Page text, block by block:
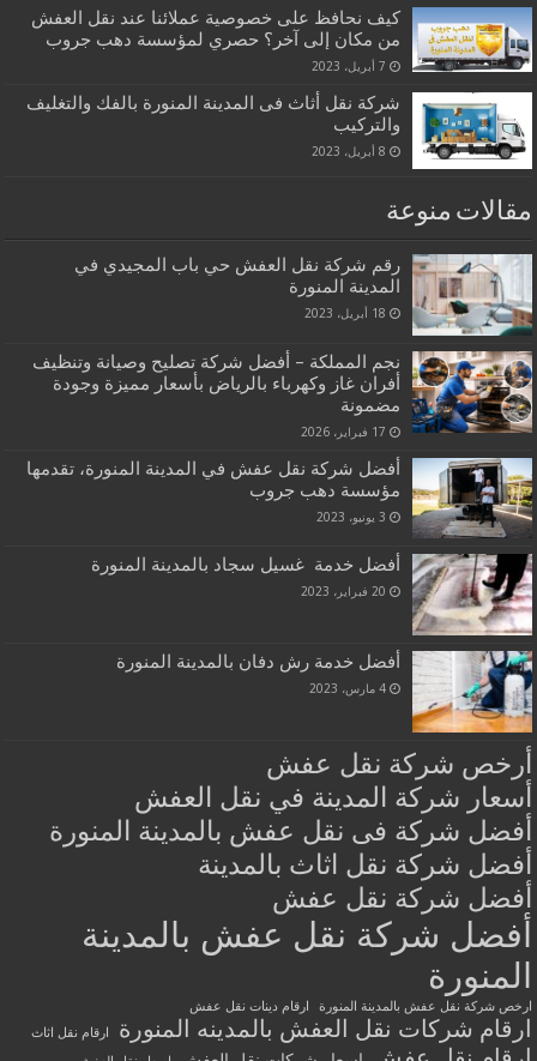
كيف نحافظ على خصوصية عملائنا عند نقل العفش
من مكان إلى آخر؟ حصري لمؤسسة دهب جروب
7 أبريل، 2023
شركة نقل أثاث فى المدينة المنورة بالفك والتغليف
والتركيب
8 أبريل، 2023
مقالات منوعة
رقم شركة نقل العفش حي باب المجيدي في
المدينة المنورة
18 أبريل، 2023
نجم المملكة – أفضل شركة تصليح وصيانة وتنظيف
أفران غاز وكهرباء بالرياض بأسعار مميزة وجودة
مضمونة
17 فبراير، 2026
أفضل شركة نقل عفش في المدينة المنورة، تقدمها
مؤسسة دهب جروب
3 يونيو، 2023
أفضل خدمة غسيل سجاد بالمدينة المنورة
20 فبراير، 2023
أفضل خدمة رش دفان بالمدينة المنورة
4 مارس، 2023
أرخص شركة نقل عفش
أسعار شركة المدينة في نقل العفش
أفضل شركة فى نقل عفش بالمدينة المنورة
أفضل شركة نقل اثاث بالمدينة
أفضل شركة نقل عفش
أفضل شركة نقل عفش بالمدينة
المنورة
ارخص شركة نقل عفش بالمدينة المنورة ارقام دينات نقل عفش
ارقام شركات نقل العفش بالمدينه المنورة ارقام نقل اثاث